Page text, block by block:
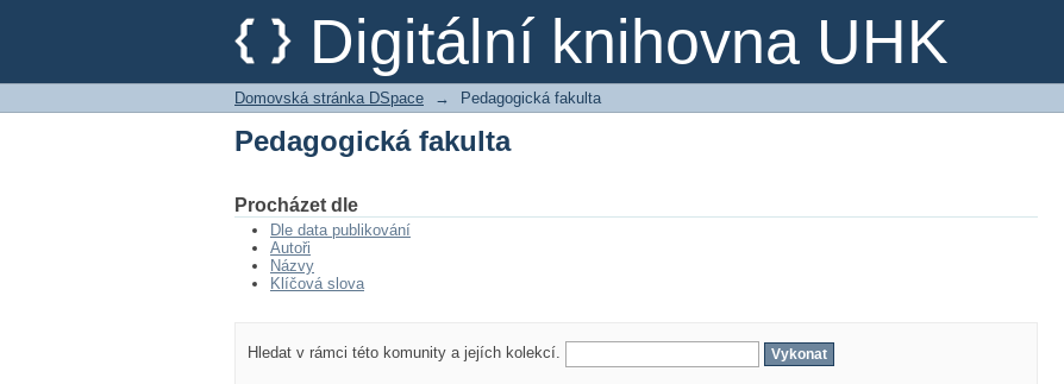
Digitální knihovna UHK
Pedagogická fakulta
Domovská stránka DSpace → Pedagogická fakulta
Pedagogická fakulta
Procházet dle
Dle data publikování
Autoři
Názvy
Klíčová slova
Hledat v rámci této komunity a jejích kolekcí.